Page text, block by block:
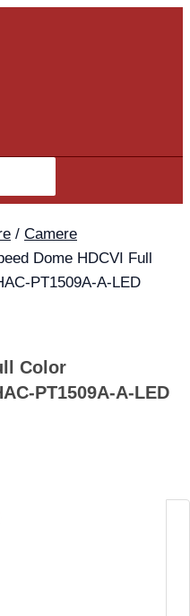
/ Camere
Dome HDCVI Full
PT1509A-A-LED
Color
PT1509A-A-LED